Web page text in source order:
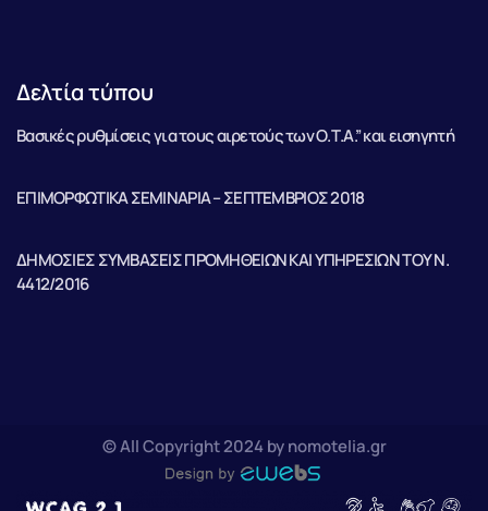
Δελτία τύπου
Βασικές ρυθμίσεις για τους αιρετούς των Ο.Τ.Α.” και εισηγητή
ΕΠΙΜΟΡΦΩΤΙΚΑ ΣΕΜΙΝΑΡΙΑ – ΣΕΠΤΕΜΒΡΙΟΣ 2018
ΔΗΜΟΣΙΕΣ ΣΥΜΒΑΣΕΙΣ ΠΡΟΜΗΘΕΙΩΝ ΚΑΙ ΥΠΗΡΕΣΙΩΝ ΤΟΥ Ν.
4412/2016
© All Copyright 2024 by nomotelia.gr